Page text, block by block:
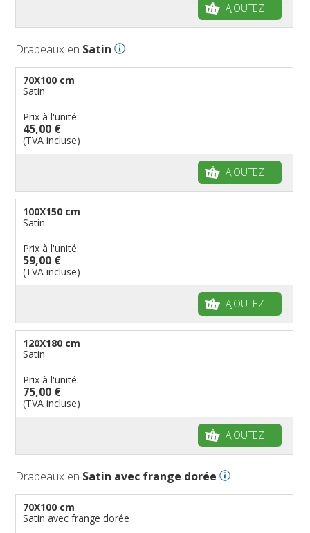
AJOUTEZ
Drapeaux en Satin
70X100 cm
Satin
Prix à l'unité:
45,00 €
(TVA incluse)
AJOUTEZ
100X150 cm
Satin
Prix à l'unité:
59,00 €
(TVA incluse)
AJOUTEZ
120X180 cm
Satin
Prix à l'unité:
75,00 €
(TVA incluse)
AJOUTEZ
Drapeaux en Satin avec frange dorée
70X100 cm
Satin avec frange dorée